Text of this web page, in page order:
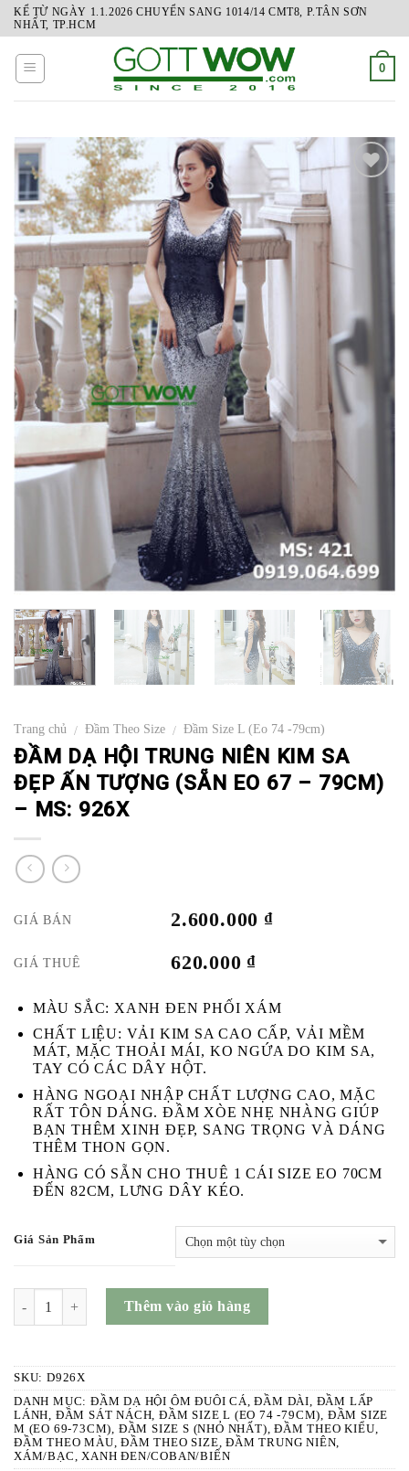
Skip
to
content
KỂ TỪ NGÀY 1.1.2026 CHUYỂN SANG 1014/14 CMT8, P.TÂN SƠN
NHẤT, TP.HCM
0
WISHLIST
Trang chủ / Đầm Theo Size / Đầm Size L (Eo 74 -79cm)
ĐẦM DẠ HỘI TRUNG NIÊN KIM SA
ĐẸP ẤN TƯỢNG (SẴN EO 67 – 79CM)
– MS: 926X
GIÁ BÁN 2.600.000 ₫
GIÁ THUÊ 620.000₫
MÀU SẮC: XANH ĐEN PHỐI XÁM
CHẤT LIỆU: VẢI KIM SA CAO CẤP, VẢI MỀM
MÁT, MẶC THOẢI MÁI, KO NGỨA DO KIM SA,
TAY CÓ CÁC DÂY HỘT.
HÀNG NGOẠI NHẬP CHẤT LƯỢNG CAO, MẶC
RẤT TÔN DÁNG. ĐẦM XÒE NHẸ NHÀNG GIÚP
BẠN THÊM XINH ĐẸP, SANG TRỌNG VÀ DÁNG
THÊM THON GỌN.
HÀNG CÓ SẴN CHO THUÊ 1 CÁI SIZE EO 70CM
ĐẾN 82CM, LƯNG DÂY KÉO.
Giá Sản Phẩm
Thêm vào giỏ hàng
SKU: D926X
DANH MỤC:ĐẦM DẠ HỘI ÔM ĐUÔI CÁ,ĐẦM DÀI, ĐẦM LẤP
LÁNH, ĐẦM SÁT NÁCH,ĐẦM SIZE L (EO 74 -79CM), ĐẦM SIZE
M (EO 69-73CM), ĐẦM SIZE S (NHỎ NHẤT),ĐẦM THEO KIỂU,
ĐẦM THEO MÀU,ĐẦM THEO SIZE,ĐẦM TRUNG NIÊN,
XÁM/BẠC,XANH ĐEN/COBAN/BIỂN